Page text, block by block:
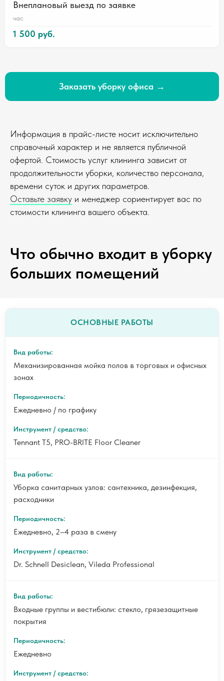
Внеплановый выезд по заявке
час
1 500 руб.
Заказать уборку офиса →
Информация в прайс-листе носит исключительно
справочный характер и не является публичной
офертой. Стоимость услуг клининга зависит от
продолжительности уборки, количество персонала,
времени суток и других параметров.
Оставьте заявку и менеджер сориентирует вас по
стоимости клининга вашего объекта.
Что обычно входит в уборку
больших помещений
ОСНОВНЫЕ РАБОТЫ
Механизированная мойка полов в торговых и офисных
зонах
Ежедневно / по графику
Tennant T5, PRO-BRITE Floor Cleaner
Уборка санитарных узлов: сантехника, дезинфекция,
расходники
Ежедневно, 2–4 раза в смену
Dr. Schnell Desiclean, Vileda Professional
Входные группы и вестибюли: стекло, грязезащитные
покрытия
Ежедневно